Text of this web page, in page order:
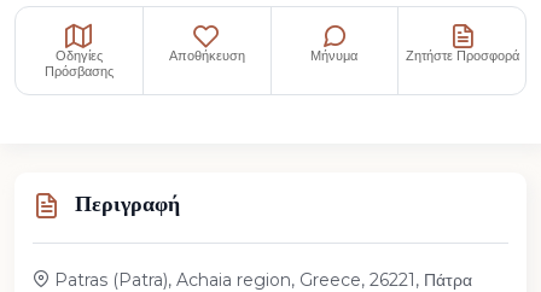
Οδηγίες
Πρόσβασης
Αποθήκευση Μήνυμα Ζητήστε Προσφορά
Περιγραφή
Patras (Patra), Achaia region, Greece, 26221, Πάτρα